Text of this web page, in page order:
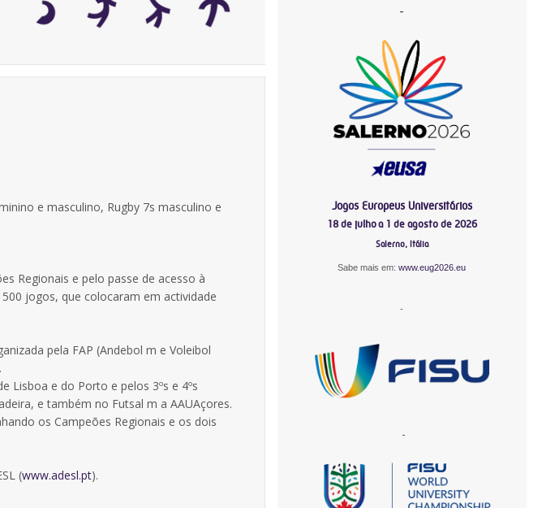
e masculino, Rugby 7s masculino e
Regionais e pelo passe de acesso à
jogos, que colocaram em actividade
pela FAP (Andebol m e Voleibol
Lisboa e do Porto e pelos 3ºs e 4ºs
e também no Futsal m a AAUAçores.
os Campeões Regionais e os dois
(www.adesl.pt).
-
Jogos Europeus Universitários
18 de julho a 1 de agosto de 2026
Salerno, Itália
Sabe mais em:www.eug2026.eu
-
-